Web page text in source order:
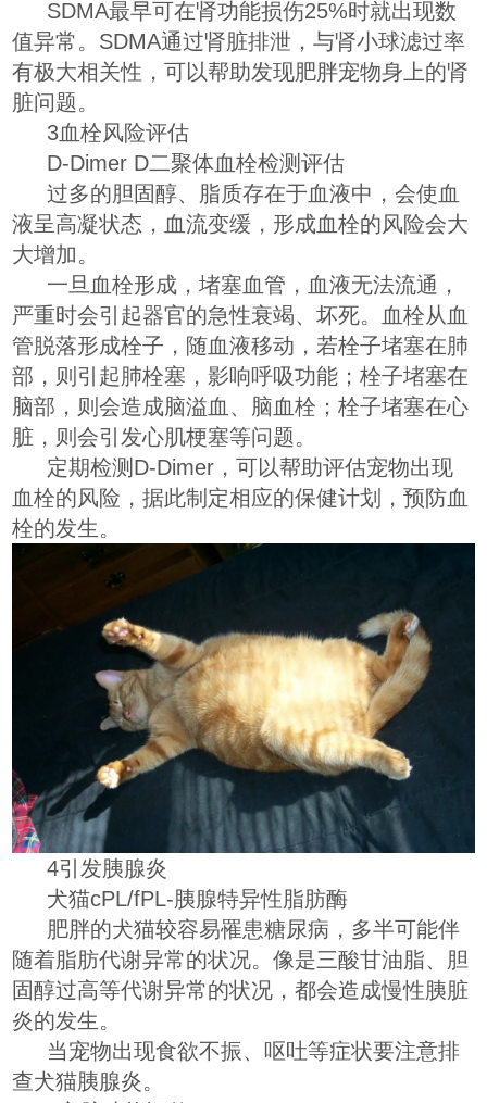
SDMA最早可在肾功能损伤25%时就出现数
值异常。SDMA通过肾脏排泄，与肾小球滤过率
有极大相关性，可以帮助发现肥胖宠物身上的肾
脏问题。
3血栓风险评估
D-Dimer D二聚体血栓检测评估
过多的胆固醇、脂质存在于血液中，会使血
液呈高凝状态，血流变缓，形成血栓的风险会大
大增加。
一旦血栓形成，堵塞血管，血液无法流通，
严重时会引起器官的急性衰竭、坏死。血栓从血
管脱落形成栓子，随血液移动，若栓子堵塞在肺
部，则引起肺栓塞，影响呼吸功能；栓子堵塞在
脑部，则会造成脑溢血、脑血栓；栓子堵塞在心
脏，则会引发心肌梗塞等问题。
定期检测D-Dimer，可以帮助评估宠物出现
血栓的风险，据此制定相应的保健计划，预防血
栓的发生。
4引发胰腺炎
犬猫cPL/fPL-胰腺特异性脂肪酶
肥胖的犬猫较容易罹患糖尿病，多半可能伴
随着脂肪代谢异常的状况。像是三酸甘油脂、胆
固醇过高等代谢异常的状况，都会造成慢性胰脏
炎的发生。
当宠物出现食欲不振、呕吐等症状要注意排
查犬猫胰腺炎。